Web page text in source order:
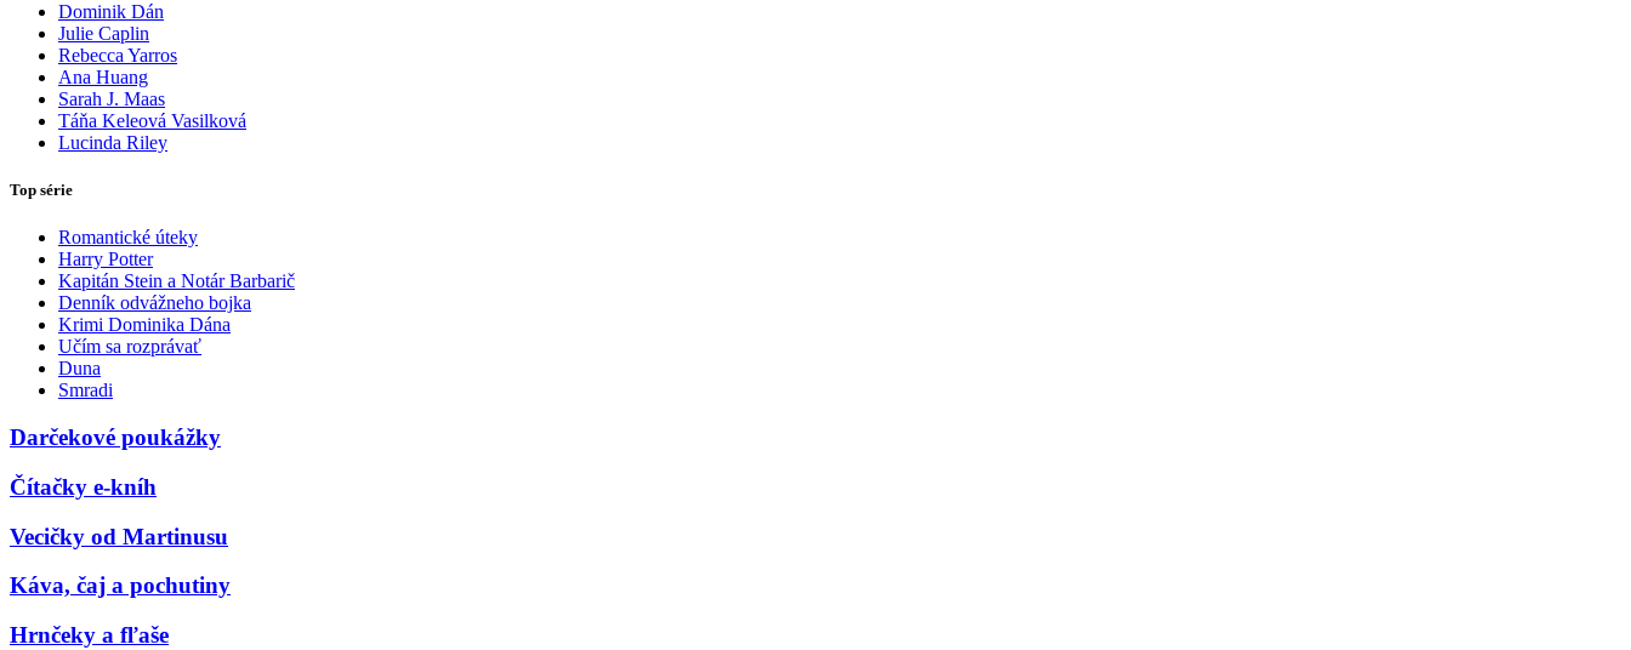
Dominik Dán
Julie Caplin
Rebecca Yarros
Ana Huang
Sarah J. Maas
Táňa Keleová Vasilková
Lucinda Riley
Top série
Romantické úteky
Harry Potter
Kapitán Stein a Notár Barbarič
Denník odvážneho bojka
Krimi Dominika Dána
Učím sa rozprávať
Duna
Smradi
Darčekové poukážky
Čítačky e-kníh
Vecičky od Martinusu
Káva, čaj a pochutiny
Hrnčeky a fľaše